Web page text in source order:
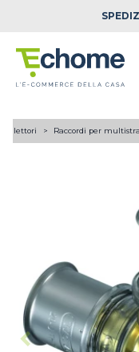
collettori Raccordi per